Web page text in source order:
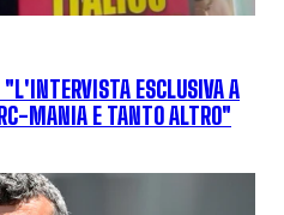
"L'INTERVISTA ESCLUSIVA A
MANIA E TANTO ALTRO"